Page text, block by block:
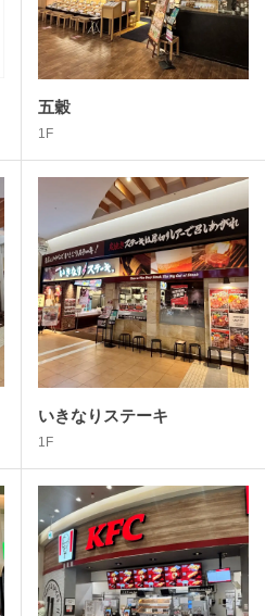
五穀
1F
いきなりステーキ
1F